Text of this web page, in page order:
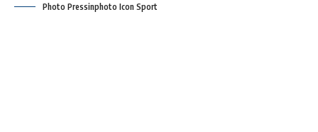
Photo Pressinphoto Icon Sport